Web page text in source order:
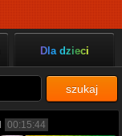
Dla dzieci
szukaj
00:15:44